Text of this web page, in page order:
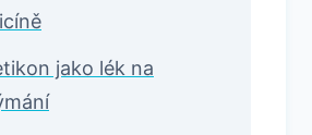
jako lék na